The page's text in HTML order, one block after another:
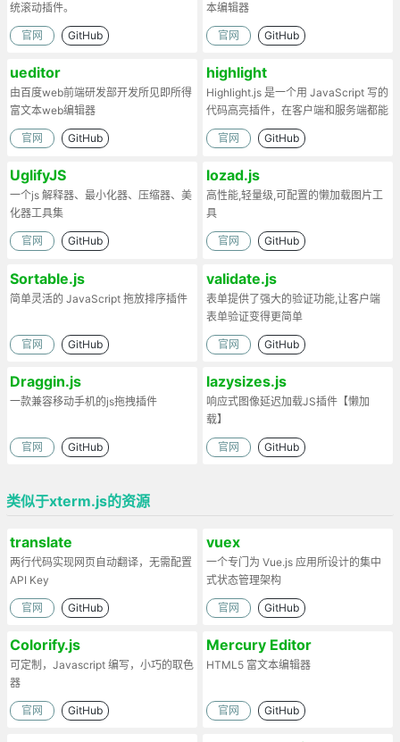
统滚动插件。
官网 GitHub
本编辑器
官网 GitHub
ueditor
由百度web前端研发部开发所见即所得
富文本web编辑器
官网 GitHub
highlight
Highlight.js 是一个用 JavaScript 写的
代码高亮插件，在客户端和服务端都能
工作。
官网 GitHub
UglifyJS
一个js 解释器、最小化器、压缩器、美
化器工具集
官网 GitHub
lozad.js
高性能,轻量级,可配置的懒加载图片工
具
官网 GitHub
Sortable.js
简单灵活的 JavaScript 拖放排序插件
官网 GitHub
validate.js
表单提供了强大的验证功能,让客户端
表单验证变得更简单
官网 GitHub
Draggin.js
一款兼容移动手机的js拖拽插件
官网 GitHub
lazysizes.js
响应式图像延迟加载JS插件【懒加
载】
官网 GitHub
类似于xterm.js的资源
translate
两行代码实现网页自动翻译，无需配置
API Key
官网 GitHub
vuex
一个专门为 Vue.js 应用所设计的集中
式状态管理架构
官网 GitHub
Colorify.js
可定制，Javascript 编写，小巧的取色
器
官网 GitHub
Mercury Editor
HTML5 富文本编辑器
官网 GitHub